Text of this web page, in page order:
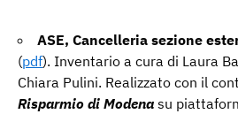
ASE, Cancelleria sezione
(pdf). Inventario a cura di Laura
Chiara Pulini. Realizzato con il
Risparmio di Modena su